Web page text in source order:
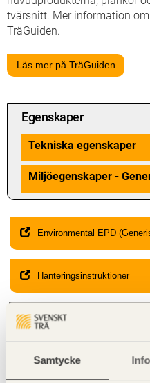
Samtycke
tvärsnitt. Mer information
TräGuiden.
Läs mer på TräGuiden
Egenskaper
Tekniska egenskaper
Miljöegenskaper -
Environmental EPD
Hanteringsinstruktioner
Giltighet